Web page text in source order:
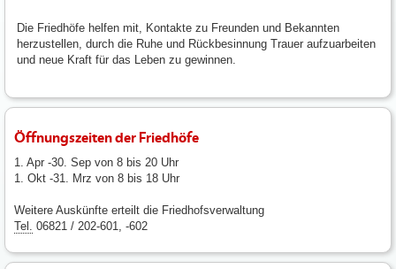
Die Friedhöfe helfen mit, Kontakte zu Freunden und Bekannten
herzustellen, durch die Ruhe und Rückbesinnung Trauer aufzuarbeiten
und neue Kraft für das Leben zu gewinnen.
Öffnungszeiten der Friedhöfe
1. Apr -30. Sep von 8 bis 20 Uhr
1. Okt -31. Mrz von 8 bis 18 Uhr
Weitere Auskünfte erteilt die Friedhofsverwaltung
Tel. 06821 / 202-601, -602